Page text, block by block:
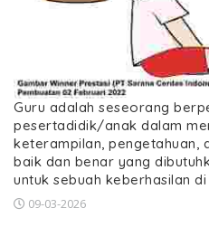
Guru adalah seseorang
pesertadidik/anak dalam
keterampilan, pengetahuan,
baik dan benar yang
untuk sebuah keberhasilan di
09-03-2026